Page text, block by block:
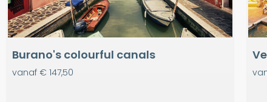
Burano's colourful canals
vanaf € 147,50